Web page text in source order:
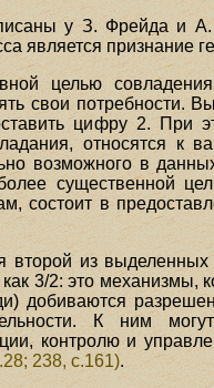
у З. Фрейда
является признание
целью совладения
свои потребности.
цифру 2. При
относятся к
возможного в
существенной
состоит в
из
3/2: это механизмы,
добиваются
К ним
контролю и
238, с.161).